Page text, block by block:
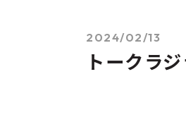
2024/02/13
トークラ